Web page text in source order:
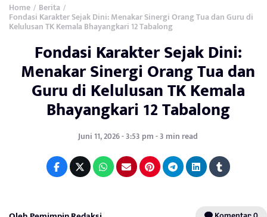
Home / Berita /
Fondasi Karakter Sejak Dini: Menakar Sinergi Orang Tua dan Guru di
Kelulusan TK Kemala Bhayangkari 12 Tabalong
Fondasi Karakter Sejak Dini:
Menakar Sinergi Orang Tua dan
Guru di Kelulusan TK Kemala
Bhayangkari 12 Tabalong
Juni 11, 2026 - 3:53 pm - 3 min read